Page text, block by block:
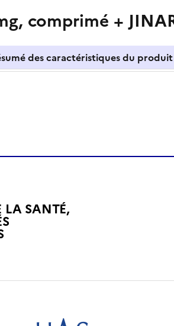
comprimé +
des caractéristiques du
LA SANTÉ,